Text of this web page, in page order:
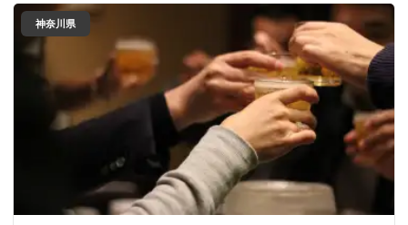
神奈川県